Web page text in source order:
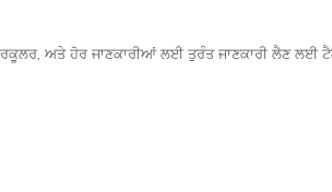
ਅਤੇ ਹੋਰ ਜਾਣਕਾਰੀਆਂ ਲਈ ਤੁਰੰਤ ਜਾਣਕਾਰੀ ਲੈਣ